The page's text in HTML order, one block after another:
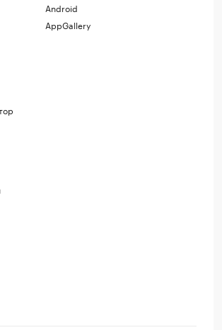
Android
AppGallery